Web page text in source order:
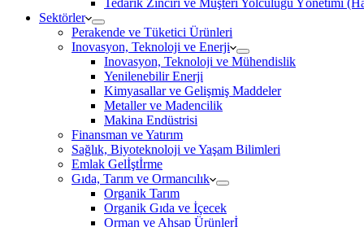
Tedarik Zinciri ve Müşteri Yolculuğu Yönetimi
Sektörler
Perakende ve Tüketici Ürünleri
Inovasyon, Teknoloji ve Enerji
Inovasyon, Teknoloji ve Mühendislik
Yenilenebilir Enerji
Kimyasallar ve Gelişmiş Maddeler
Metaller ve Madencilik
Makina Endüstrisi
Finansman ve Yatırım
Sağlık, Biyoteknoloji ve Yaşam Bilimleri
Emlak Gelİştİrme
Gıda, Tarım ve Ormancılık
Organik Tarım
Organik Gıda ve İçecek
Orman ve Ahşap Ürünlerİ